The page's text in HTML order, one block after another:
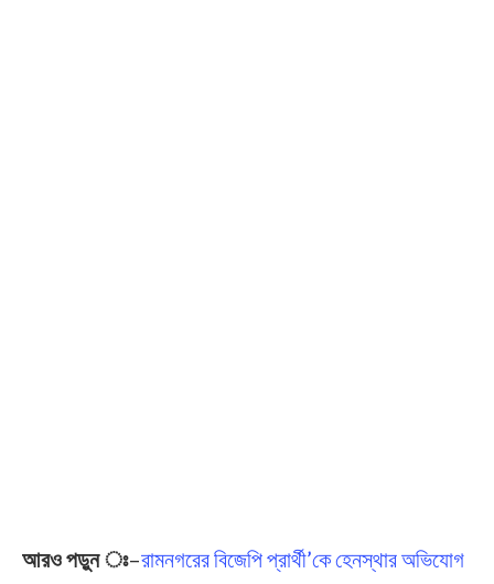
আরও পড়ুন ঃ–রামনগরের বিজেপি প্রার্থী’কে হেনস্থার অভিযোগ